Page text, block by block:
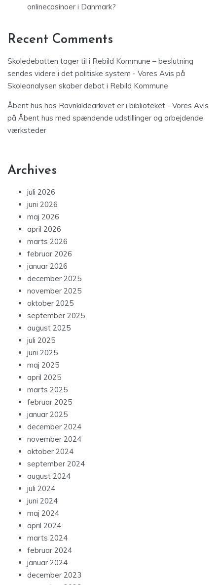
onlinecasinoer i Danmark?
Recent Comments
Skoledebatten tager til i Rebild Kommune – beslutning
sendes videre i det politiske system - Vores Avis på
Skoleanalysen skaber debat i Rebild Kommune
Åbent hus hos Ravnkildearkivet er i biblioteket - Vores Avis
på Åbent hus med spændende udstillinger og arbejdende
værksteder
Archives
juli 2026
juni 2026
maj 2026
april 2026
marts 2026
februar 2026
januar 2026
december 2025
november 2025
oktober 2025
september 2025
august 2025
juli 2025
juni 2025
maj 2025
april 2025
marts 2025
februar 2025
januar 2025
december 2024
november 2024
oktober 2024
september 2024
august 2024
juli 2024
juni 2024
maj 2024
april 2024
marts 2024
februar 2024
januar 2024
december 2023